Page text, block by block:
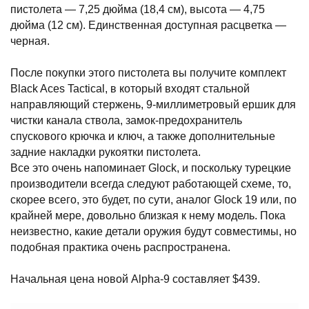
пистолета — 7,25 дюйма (18,4 см), высота — 4,75
дюйма (12 см). Единственная доступная расцветка —
черная.
После покупки этого пистолета вы получите комплект
Black Aces Tactical, в который входят стальной
направляющий стержень, 9-миллиметровый ершик для
чистки канала ствола, замок-предохранитель
спускового крючка и ключ, а также дополнительные
задние накладки рукоятки пистолета.
Все это очень напоминает Glock, и поскольку турецкие
производители всегда следуют работающей схеме, то,
скорее всего, это будет, по сути, аналог Glock 19 или, по
крайней мере, довольно близкая к нему модель. Пока
неизвестно, какие детали оружия будут совместимы, но
подобная практика очень распространена.
Начальная цена новой Alpha-9 составляет $439.